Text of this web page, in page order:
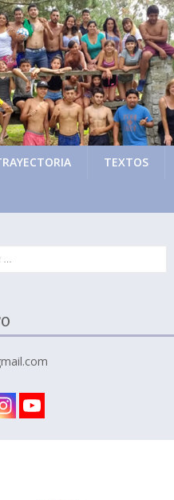
TEXTOS